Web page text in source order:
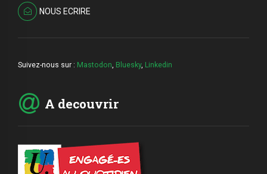
NOUS ECRIRE
Suivez-nous sur : Mastodon Bluesky, Linkedin
A decouvrir